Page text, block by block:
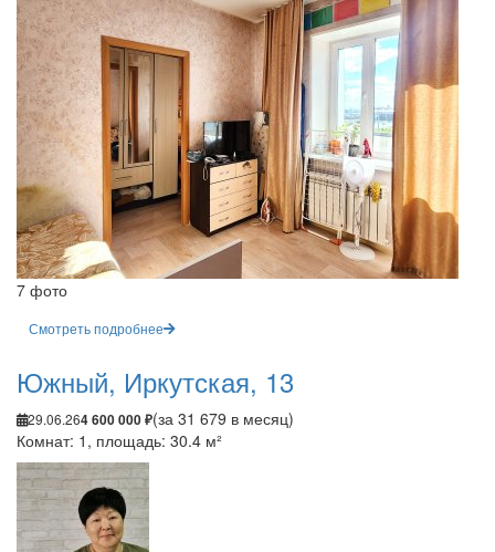
7 фото
Смотреть подробнее
Южный, Иркутская, 13
29.06.264 600 000 ₽(за 31 679 в месяц)
Комнат: 1, площадь: 30.4 м²